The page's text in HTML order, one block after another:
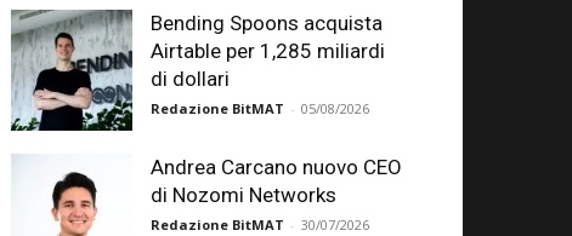
Bending Spoons acquista
Airtable per 1,285 miliardi
di dollari
Redazione BitMAT - 05/08/2026
Andrea Carcano nuovo CEO
di Nozomi Networks
Redazione BitMAT - 30/07/2026